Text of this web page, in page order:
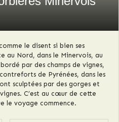
le disent si bien ses
au Nord, dans le Minervois, au
par des champs de vignes,
de Pyrénées, dans les
sculptées par des gorges et
C’est au cœur de cette
le voyage commence.